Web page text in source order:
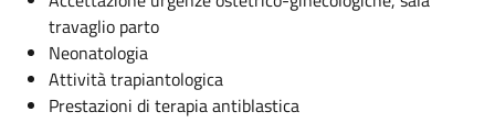
travaglio parto
Neonatologia
Attività trapiantologica
Prestazioni di terapia antiblastica